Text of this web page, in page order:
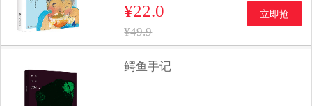
¥22.0
¥49.9
立即抢
鳄鱼手记